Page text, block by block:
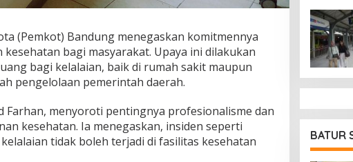
(Pemkot) Bandung menegaskan komitmennya
bagi masyarakat. Upaya ini dilakukan
bagi kelalaian, baik di rumah sakit maupun
pengelolaan pemerintah daerah.
Farhan, menyoroti pentingnya profesionalisme dan
kesehatan. Ia menegaskan, insiden seperti
tidak boleh terjadi di fasilitas kesehatan
BATUR